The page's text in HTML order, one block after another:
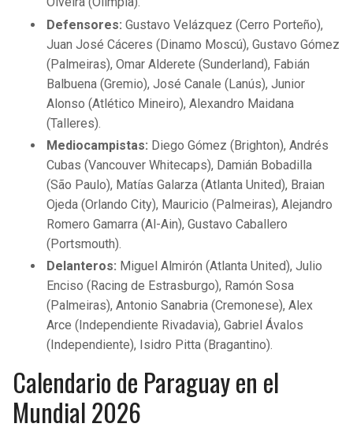
Defensores: Gustavo Velázquez (Cerro Porteño),
Juan José Cáceres (Dinamo Moscú), Gustavo Gómez
(Palmeiras), Omar Alderete (Sunderland), Fabián
Balbuena (Gremio), José Canale (Lanús), Junior
Alonso (Atlético Mineiro), Alexandro Maidana
(Talleres).
Mediocampistas: Diego Gómez (Brighton), Andrés
Cubas (Vancouver Whitecaps), Damián Bobadilla
(São Paulo), Matías Galarza (Atlanta United), Braian
Ojeda (Orlando City), Mauricio (Palmeiras), Alejandro
Romero Gamarra (Al-Ain), Gustavo Caballero
(Portsmouth).
Delanteros: Miguel Almirón (Atlanta United), Julio
Enciso (Racing de Estrasburgo), Ramón Sosa
(Palmeiras), Antonio Sanabria (Cremonese), Alex
Arce (Independiente Rivadavia), Gabriel Ávalos
(Independiente), Isidro Pitta (Bragantino).
Calendario de Paraguay en el
Mundial 2026